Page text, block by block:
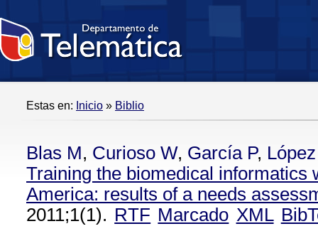
Estas en: Inicio » Biblio
Blas M, Curioso W, García P,
Training the biomedical informatics
America: results of a needs
2011;1(1). RTF Marcado XML